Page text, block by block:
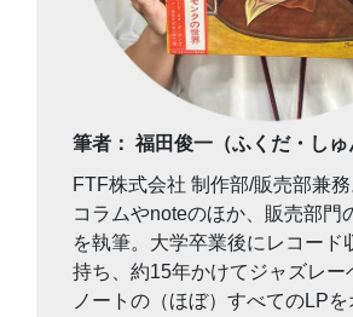
筆者： 福田俊一（ふくだ・しゅ
FTF株式会社 制作部/販売部兼
コラムやnoteのほか、販売部門
を執筆。大学卒業後にレコード
持ち、約15年かけてジャズレー
ノートの（ほぼ）すべてのLP